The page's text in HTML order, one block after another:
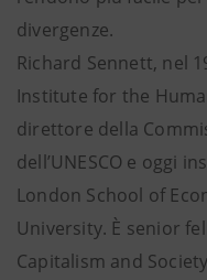
divergenze.
Richard Sennett, nel
Institute for the
direttore della
dell’UNESCO e oggi
London School of
University. È senior
Capitalism and